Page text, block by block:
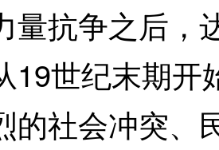
量抗争之后，
19世纪末期开
的社会冲突、